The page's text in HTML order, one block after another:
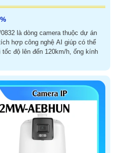
là dòng camera thuộc dự án
hợp công nghệ AI giúp có thể
độ lên đến 120km/h, ống kính